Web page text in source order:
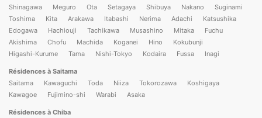
Shinagawa
Meguro Ota Setagaya Shibuya Nakano
Suginami
Toshima
Kita Arakawa Itabashi Nerima Adachi
Katsushika
Edogawa
Hachiouji Tachikawa Musashino Mitaka
Fuchu
Akishima
Chofu Machida Koganei Hino
Kokubunji
Higashi-Kurume
Tama Nishi-Tokyo Kodaira Fussa Inagi
Résidences à Saitama
Saitama
Kawaguchi Toda Niiza Tokorozawa
Koshigaya
Kawagoe
Fujimino-shi Warabi Asaka
Résidences à Chiba